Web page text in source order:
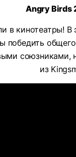
Angry Birds
в кинотеатры!
победить
из